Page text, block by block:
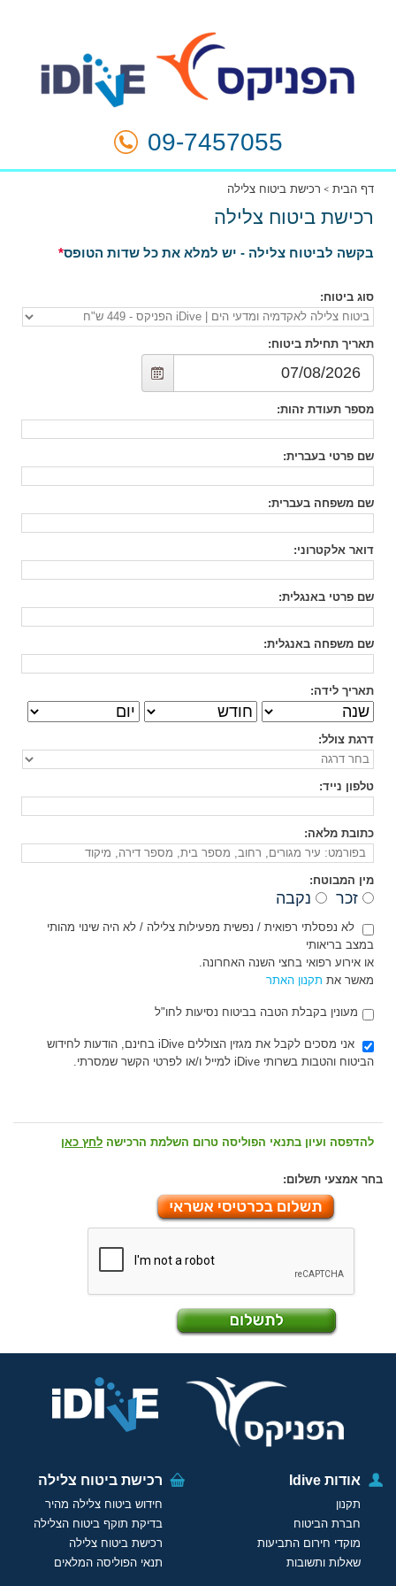
09-7457055
דף הבית רכישת ביטוח צלילה
רכישת ביטוח צלילה
בקשה לביטוח צלילה - יש למלא את כל שדות הטופס
סוג ביטוח:
תאריך תחילת ביטוח:
מספר תעודת זהות:
שם פרטי בעברית:
שם משפחה בעברית:
דואר אלקטרוני:
שם פרטי באנגלית:
שם משפחה באנגלית:
תאריך לידה:
דרגת צולל:
טלפון נייד:
כתובת מלאה:
מין המבוטח:
זכר נקבה
לא נפסלתי רפואית / נפשית מפעילות צלילה / לא היה שינוי מהותי
במצב בריאותי
או אירוע רפואי בחצי השנה האחרונה.
מאשר את תקנון האתר
מעונין בקבלת הטבה בביטוח נסיעות לחו"ל
אני מסכים לקבל את מגזין הצוללים iDive בחינם, הודעות לחידוש
הביטוח והטבות בשרותי iDive למייל ו/או לפרטי הקשר שמסרתי.
להדפסה ועיון בתנאי הפוליסה טרום השלמת הרכישה לחץ כאן
בחר אמצעי תשלום:
אודות Idive
תקנון
חברת הביטוח
מוקדי חירום התביעות
שאלות ותשובות
רכישת ביטוח צלילה
חידוש ביטוח צלילה מהיר
בדיקת תוקף ביטוח הצלילה
רכישת ביטוח צלילה
תנאי הפוליסה המלאים